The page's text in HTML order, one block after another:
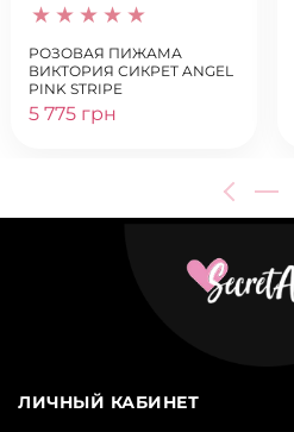
РОЗОВАЯ ПИЖАМА
ВИКТОРИЯ СИКРЕТ ANGEL
PINK STRIPE
5 775 грн
ЛИЧНЫЙ КАБИНЕТ